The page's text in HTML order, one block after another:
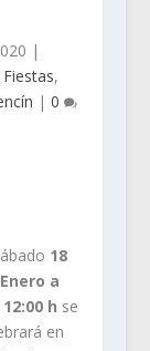
|
Fiestas,
|0
18
a
h se
en